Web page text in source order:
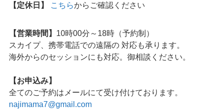
【定休日】 こちらからご確認ください
【営業時間】 10時00分～18時（予約制）
スカイプ、携帯電話での遠隔の 対応も承ります。
海外からのセッションにも対応。御相談ください。
【お申込み】
全てのご予約はメールにて受け付けております。
najimama7@gmail.com